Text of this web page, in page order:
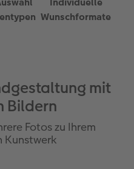
Wunschformate
mit
Bildern
Fotos zu Ihrem
Kunstwerk